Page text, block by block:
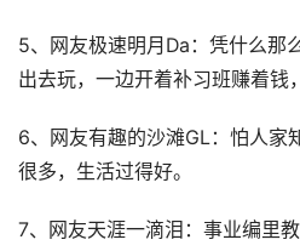
5、网友极速明月Da：凭什么那
出去玩，一边开着补习班赚着钱
6、网友有趣的沙滩GL：怕人家
很多，生活过得好。
7、网友天涯一滴泪：事业编里